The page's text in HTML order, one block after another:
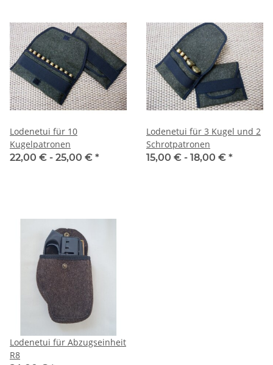
Lodenetui für 10
Kugelpatronen
22,00 € - 25,00 € *
Lodenetui für 3 Kugel und 2
Schrotpatronen
15,00 € - 18,00 € *
Lodenetui für Abzugseinheit
R8